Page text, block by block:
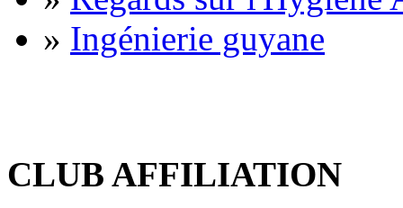
» Ingénierie guyane
CLUB AFFILIATION